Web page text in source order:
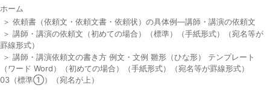
ホーム
＞ 依頼書（依頼文・依頼文書・依頼状）の具体例―講師・講演の依頼文
＞ 講師・講演の依頼文（初めての場合）（標準）（手紙形式）（宛名等が
罫線形式）
＞ 講師・講演依頼文の書き方 例文・文例 雛形（ひな形） テンプレート
（ワード Word）（初めての場合）（手紙形式）（宛名等が罫線形式）
03（標準①）（宛名が上）